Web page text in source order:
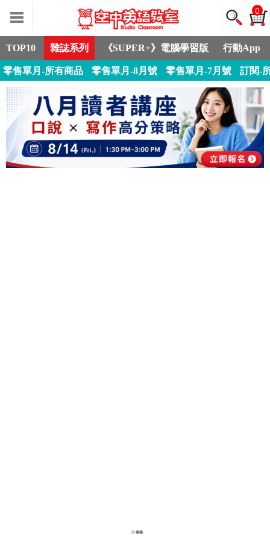
0
TOP10 雜誌系列 《SUPER+》電腦學習版 行動App
零售單月-所有商品 零售單月-8月號 零售單月-7月號 訂閱-